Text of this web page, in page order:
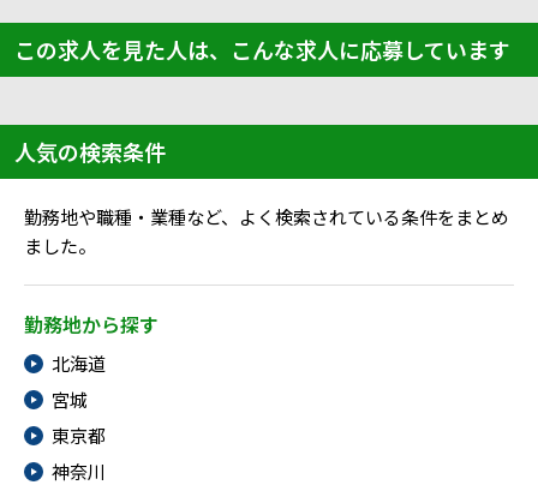
この求人を見た人は、こんな求人に応募しています
人気の検索条件
勤務地や職種・業種など、よく検索されている条件をまとめ
ました。
勤務地から探す
北海道
宮城
東京都
神奈川